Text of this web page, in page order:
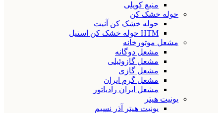
منبع کویلی
حوله خشک کن
حوله خشک کن آنیت
HTM حوله خشک کن استیل
مشعل موتورخانه
مشعل دوگانه
مشعل گازوئیلی
مشعل گازی
مشعل گرم ایران
مشعل ایران رادیاتور
یونیت هیتر
یونیت هیتر آذر نسیم